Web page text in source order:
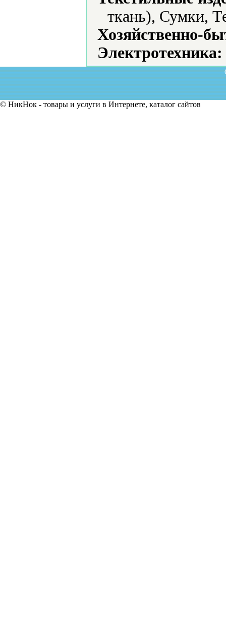
ткань), Сумки,
Хозяйственно-
Электротехника:
© НикНок - товары и услуги в Интернете, каталог сайтов